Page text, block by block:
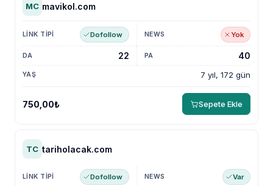
MC mavikol.com
Dofollow Yok
7 yıl, 172 gün
22 40
750,00₺ Sepete Ekle
TC tariholacak.com
Dofollow Var